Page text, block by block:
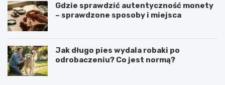
Gdzie sprawdzić autentyczność monety
– sprawdzone sposoby i miejsca
Jak długo pies wydala robaki po
odrobaczeniu? Co jest normą?